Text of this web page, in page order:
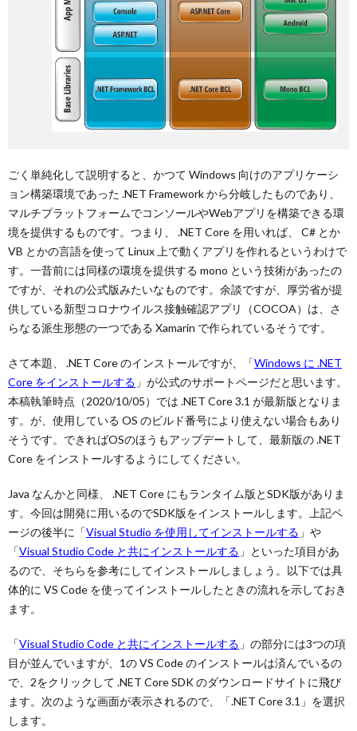
ごく単純化して説明すると、かつて Windows 向けのアプリケーシ
ョン構築環境であった .NET Framework から分岐したものであり、
マルチプラットフォームでコンソールやWebアプリを構築できる環
境を提供するものです。つまり、 .NET Core を用いれば、 C# とか
VB とかの言語を使って Linux 上で動くアプリを作れるというわけで
す。一昔前には同様の環境を提供する mono という技術があったの
ですが、それの公式版みたいなものです。余談ですが、厚労省が提
供している新型コロナウイルス接触確認アプリ（COCOA）は、さ
らなる派生形態の一つである Xamarin で作られているそうです。
さて本題、 .NET Core のインストールですが、「Windows に .NET
Core をインストールする 」が公式のサポートページだと思います。
本稿執筆時点（2020/10/05）では .NET Core 3.1 が最新版となりま
す。が、使用している OS のビルド番号により使えない場合もあり
そうです。できればOSのほうもアップデートして、最新版の .NET
Core をインストールするようにしてください。
Java なんかと同様、 .NET Core にもランタイム版とSDK版がありま
す。今回は開発に用いるのでSDK版をインストールします。上記ペ
ージの後半に「Visual Studio を使用してインストールする 」や
「Visual Studio Code と共にインストールする 」といった項目があ
るので、そちらを参考にしてインストールしましょう。以下では具
体的に VS Code を使ってインストールしたときの流れを示しておき
ます。
「Visual Studio Code と共にインストールする 」の部分には3つの項
目が並んでいますが、1の VS Code のインストールは済んでいるの
で、2をクリックして .NET Core SDK のダウンロードサイトに飛び
ます。次のような画面が表示されるので、「.NET Core 3.1」を選択
します。